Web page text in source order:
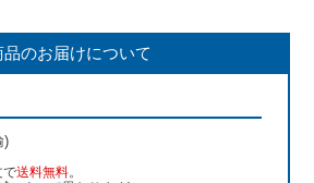
品のお届けについて
)
で送料無料。